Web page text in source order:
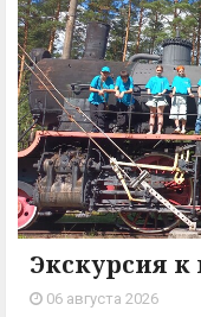
Экскурсия к
06 августа 2026